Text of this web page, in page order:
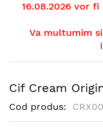
16.08.2026 vor
Va multumim
Cif Cream
Cod produs